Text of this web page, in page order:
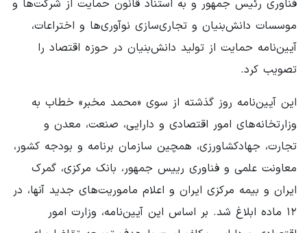
فناوری رئیس جمهور و به استناد قانون حمایت از شرکت‌ها و
موسسات دانش‌بنیان و تجاری‌سازی نوآوری‌ها و اختراعات،
آیین‌نامه حمایت از تولید دانش‌بنیان در حوزه اقتصاد را
تصویب کرد.
این آیین‌نامه روز گذشته از سوی «محمد مخبر» خطاب به
وزارتخانه‌های امور اقتصادی و دارایی، صنعت، معدن و
تجارت، جهادکشاورزی، همچین سازمان برنامه و بودجه کشور،
معاونت علمی و فناوری رییس جمهور، بانک مرکزی، گمرک
ایران و بیمه مرکزی ایران و اعلام ماموریت‌های جدید آنها، در
۱۲ ماده ابلاغ شد. بر اساس این آیین‌نامه، وزارت امور